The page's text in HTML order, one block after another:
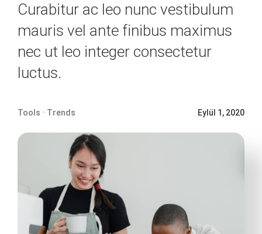
Curabitur ac leo nunc vestibulum
mauris vel ante finibus maximus
nec ut leo integer consectetur
luctus.
Tools • Trends Eylül 1, 2020